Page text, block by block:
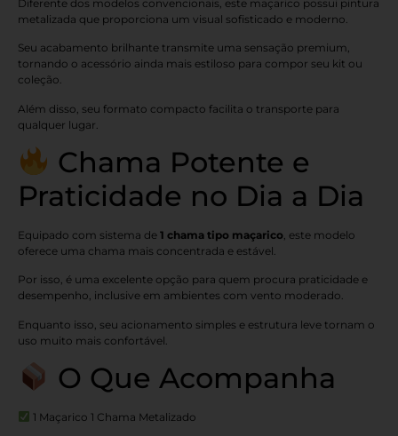
Diferente dos modelos convencionais, este maçarico possui pintura
metalizada que proporciona um visual sofisticado e moderno.
Seu acabamento brilhante transmite uma sensação premium,
tornando o acessório ainda mais estiloso para compor seu kit ou
coleção.
Além disso, seu formato compacto facilita o transporte para
qualquer lugar.
Chama Potente e
Praticidade no Dia a Dia
Equipado com sistema de 1 chama tipo maçarico , este modelo
oferece uma chama mais concentrada e estável.
Por isso, é uma excelente opção para quem procura praticidade e
desempenho, inclusive em ambientes com vento moderado.
Enquanto isso, seu acionamento simples e estrutura leve tornam o
uso muito mais confortável.
O Que Acompanha
1 Maçarico 1 Chama Metalizado